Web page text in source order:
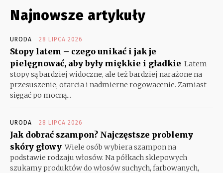
Najnowsze artykuły
URODA 28 LIPCA 2026
Stopy latem – czego unikać i jak je
pielęgnować, aby były miękkie i gładkie Latem
stopy są bardziej widoczne, ale też bardziej narażone na
przesuszenie, otarcia i nadmierne rogowacenie. Zamiast
sięgać po mocną...
URODA 28 LIPCA 2026
Jak dobrać szampon? Najczęstsze problemy
skóry głowy Wiele osób wybiera szampon na
podstawie rodzaju włosów. Na półkach sklepowych
szukamy produktów do włosów suchych, farbowanych,